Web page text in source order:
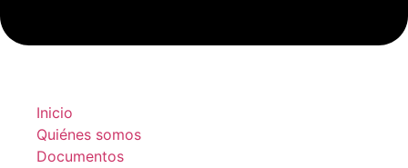
Inicio
Quiénes somos
Documentos